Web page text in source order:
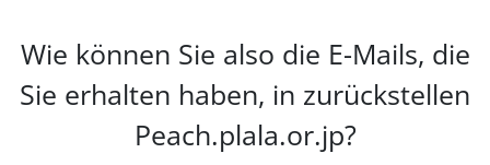
Wie können Sie also die E-Mails, die
Sie erhalten haben, in zurückstellen
Peach.plala.or.jp?